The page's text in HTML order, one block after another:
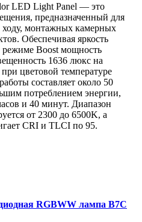
LED Light Panel — это
предназначенный для
монтажных камерных
Обеспечивая яркость
режиме Boost мощность
1636 люкс на
цветовой температуре
составляет около 50
потреблением энергии,
и 40 минут. Диапазон
от 2300 до 6500K, а
CRI и TLCI по 95.
RGBWW лампа B7C